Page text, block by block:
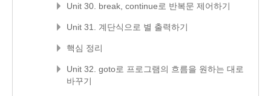
Unit 30. break, continue로 반복문 제어하기
Unit 31. 계단식으로 별 출력하기
핵심 정리
Unit 32. goto로 프로그램의 흐름을 원하는 대로
바꾸기